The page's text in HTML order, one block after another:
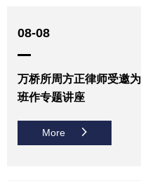
08-08
万桥所周方正律师受邀
班作专题讲座
More